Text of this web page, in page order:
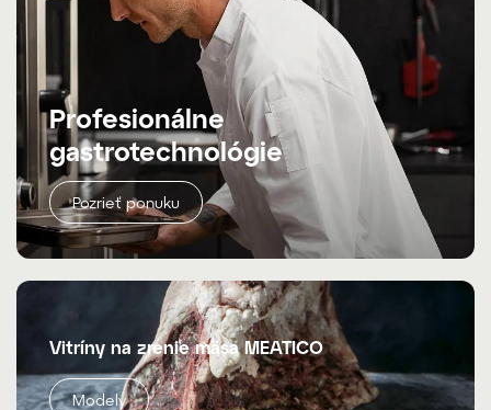
Profesionálne
gastrotechnológie
Pozrieť ponuku
Vitríny na zrenie mäsa MEATICO
Modely